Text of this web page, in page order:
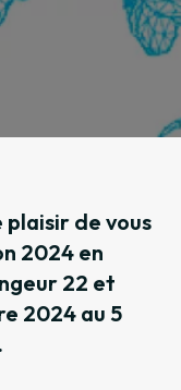
plaisir de vous
2024 en
22 et
2024 au 5